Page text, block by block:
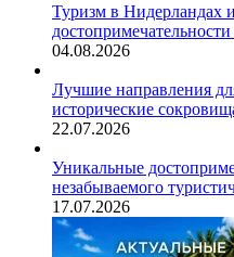
Туризм в Нидерландах
04.08.2026
Лучшие направления
исторические
22.07.2026
Уникальные
незабываемого
17.07.2026